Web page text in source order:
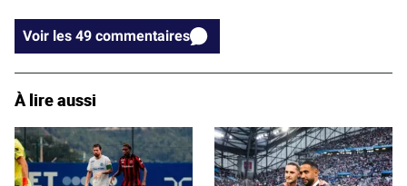
Voir les 49 commentaires
À lire aussi